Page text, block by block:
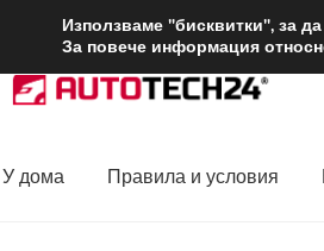
ДОСТАВКА
Skip
to
Skip
to
У дома Правила и условия
Използваме "бисквитки", за
За повече информация